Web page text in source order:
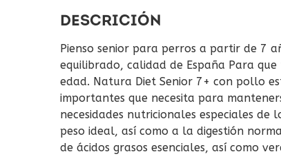
DESCRICIÓN
Pienso senior para perros a partir de 7
equilibrado, calidad de España Para
edad. Natura Diet Senior 7+ con pollo
importantes que necesita para
necesidades nutricionales especiales
peso ideal, así como a la digestión
de ácidos grasos esenciales, así como